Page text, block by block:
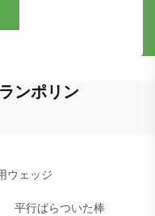
ンポリン
ウェッジ
平行ばらついた棒